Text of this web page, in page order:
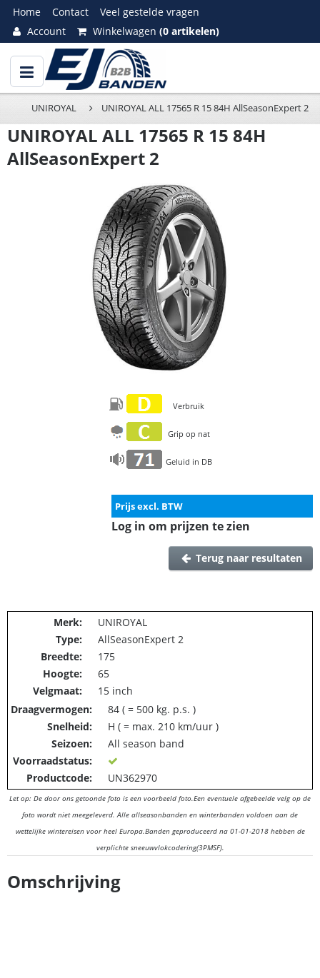
Home Contact
Veel gestelde vragen
Account
Winkelwagen (0 artikelen)
UNIROYAL UNIROYAL ALL 17565 R 15 84H AllSeasonExpert 2
UNIROYAL ALL 17565 R 15 84H
AllSeasonExpert 2
Verbruik
Grip op nat
Geluid in DB
Prijs excl. BTW
Log in om prijzen te zien
Terug naar resultaten
Merk:
UNIROYAL
Type:
AllSeasonExpert 2
Breedte:
175
Hoogte:
65
Velgmaat:
15 inch
Draagvermogen:
84 ( = 500 kg. p.s. )
Snelheid:
H ( = max. 210 km/uur )
Seizoen:
All season band
Voorraadstatus:
Productcode:
UN362970
Let op: De door ons getoonde foto is een voorbeeld foto.Een eventuele afgebeelde velg op de
foto wordt niet meegeleverd. Alle allseasonbanden en winterbanden voldoen aan de
wettelijke wintereisen voor heel Europa.Banden geproduceerd na 01-01-2018 hebben de
verplichte sneeuwvlokcodering(3PMSF).
Omschrijving